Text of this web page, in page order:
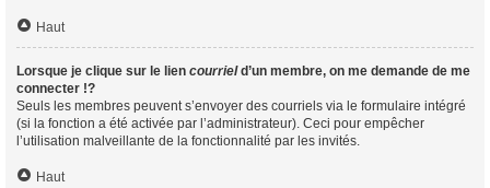
Haut
Lorsque je clique sur le lien courrield’un membre, on me demande de me
connecter !?
Seuls les membres peuvent s’envoyer des courriels via le formulaire intégré
(si la fonction a été activée par l’administrateur). Ceci pour empêcher
l’utilisation malveillante de la fonctionnalité par les invités.
Haut